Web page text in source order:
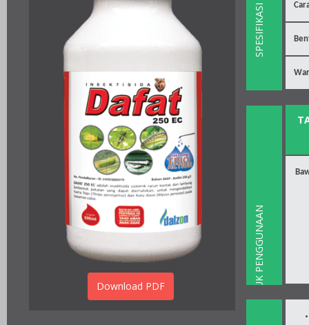
Download PDF
SPESIFIKASI
PETUNJUK PENGGUNAAN